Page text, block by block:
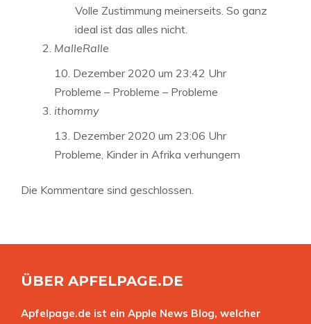
Volle Zustimmung meinerseits. So ganz
ideal ist das alles nicht.
MalleRalle
10. Dezember 2020 um 23:42 Uhr
Probleme – Probleme – Probleme
ithommy
13. Dezember 2020 um 23:06 Uhr
Probleme, Kinder in Afrika verhungern
Die Kommentare sind geschlossen.
ÜBER APFELPAGE.DE
Apfelpage.de ist ein Apple News Blog, welcher